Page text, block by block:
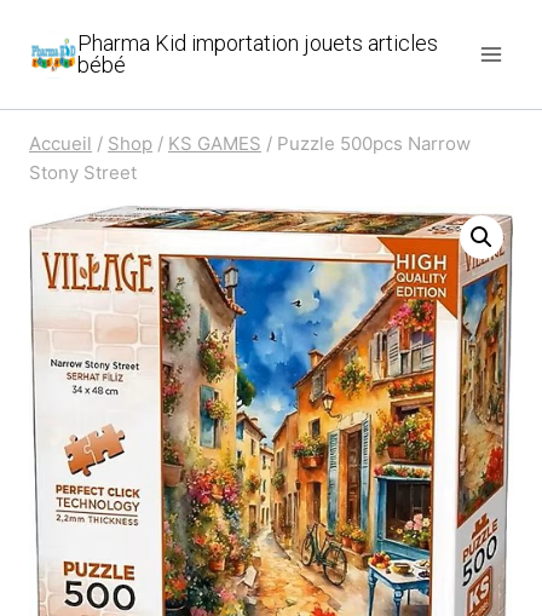
Pharma Kid importation jouets articles
bébé
Accueil / Shop / KS GAMES / Puzzle 500pcs Narrow
Stony Street